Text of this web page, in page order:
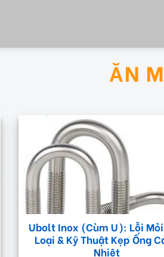
ĂN
Ubolt Inox (Cùm U): Lỗi
Loại & Kỹ Thuật Kẹp Ống
Nhiệt